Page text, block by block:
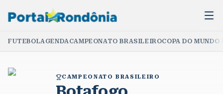
FUTEBOLAGENDACAMPEONATO BRASILEIROCOPA DO
CAMPEONATO BRASILEIRO